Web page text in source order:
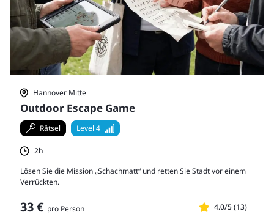
Outdoor Escape Game
Hannover Mitte
Rätsel Level 4
2h
Lösen Sie die Mission „Schachmatt“ und retten Sie Stadt vor einem
Verrückten.
4.0/5 (13)
33 € pro Person